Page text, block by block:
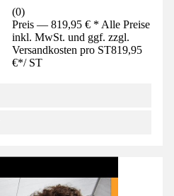
(0)
Preis — 819,95 € * Alle Preise
inkl. MwSt. und ggf. zzgl.
Versandkosten pro ST819,95
€*/ ST